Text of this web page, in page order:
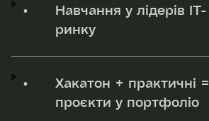
•
Навчання у лідерів IT-
ринку
•
Хакатон + практичні =
проєкти у портфоліо